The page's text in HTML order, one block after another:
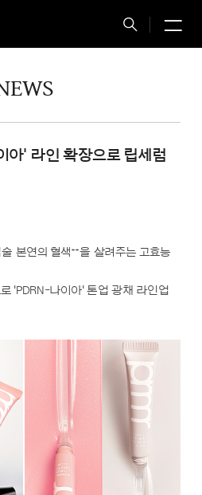
Total
아' 라인 확장으로 립세럼
본연의 혈색**을 살려주는 고효능
'PDRN-나이아' 톤업 광채 라인업